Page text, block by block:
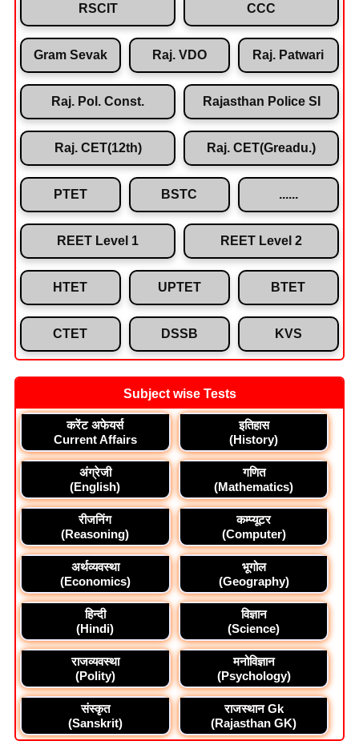
RSCIT CCC
Gram Sevak Raj. VDO Raj. Patwari
Raj. Pol. Const. Rajasthan Police SI
Raj. CET(12th) Raj. CET(Greadu.)
PTET BSTC
REET Level 1 REET Level 2
HTET UPTET BTET
CTET DSSB KVS
Subject wise Tests
करेंट अफेयर्स
Current Affairs
इतिहास
(History)
अंग्रेजी
(English)
गणित
(Mathematics)
रीजनिंग
(Reasoning)
कम्प्यूटर
(Computer)
अर्थव्यवस्था
(Economics)
भूगोल
(Geography)
हिन्दी
(Hindi)
विज्ञान
(Science)
राजव्यवस्था
(Polity)
मनोविज्ञान
(Psychology)
संस्कृत
(Sanskrit)
राजस्थान Gk
(Rajasthan GK)